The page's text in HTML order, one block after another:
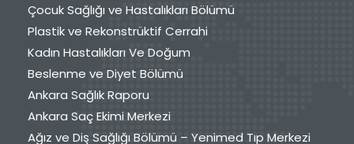
Çocuk Sağlığı ve Hastalıkları Bölümü
Plastik ve Rekonstrüktif Cerrahi
Kadın Hastalıkları Ve Doğum
Beslenme ve Diyet Bölümü
Ankara Sağlık Raporu
Ankara Saç Ekimi Merkezi
Ağız ve Diş Sağlığı Bölümü – Yenimed Tıp Merkezi